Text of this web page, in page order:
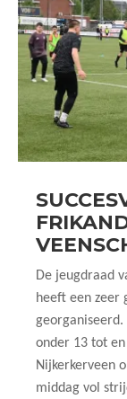
De jeugdraad
heeft een zeer
onder 13 tot
Nijkerkerveen
middag vol